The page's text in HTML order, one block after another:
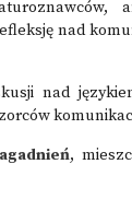
nad
nad
,